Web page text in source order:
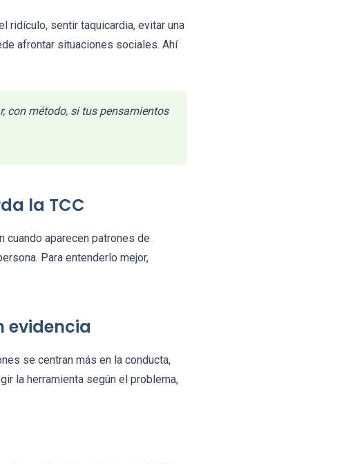
ridículo, sentir taquicardia, evitar una
afrontar situaciones sociales. Ahí
con método, si tus pensamientos
la TCC
cuando aparecen patrones de
Para entenderlo mejor,
evidencia
se centran más en la conducta,
la herramienta según el problema,